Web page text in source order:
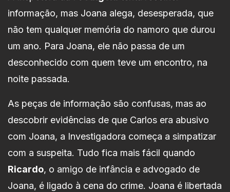
informação, mas Joana alega, desesperada, que
não tem qualquer memória do namoro que durou
um ano. Para Joana, ele não passa de um
desconhecido com quem teve um encontro, na
noite passada.
As peças de informação são confusas, mas ao
descobrir evidências de que Carlos era abusivo
com Joana, a Investigadora começa a simpatizar
com a suspeita. Tudo fica mais fácil quando
Ricardo, o amigo de infância e advogado de
Joana, é ligado à cena do crime. Joana é libertada